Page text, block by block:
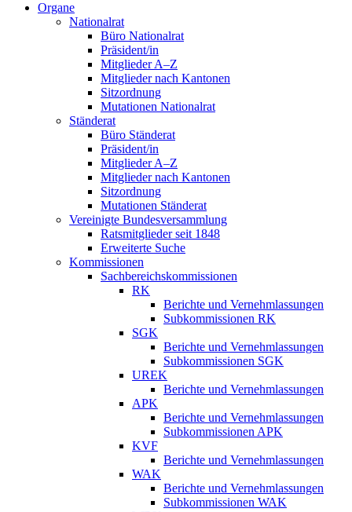
Organe
Nationalrat
Büro Nationalrat
Präsident/in
Mitglieder A–Z
Mitglieder nach Kantonen
Sitzordnung
Mutationen Nationalrat
Ständerat
Büro Ständerat
Präsident/in
Mitglieder A–Z
Mitglieder nach Kantonen
Sitzordnung
Mutationen Ständerat
Vereinigte Bundesversammlung
Ratsmitglieder seit 1848
Erweiterte Suche
Kommissionen
Sachbereichskommissionen
RK
Berichte und Vernehmlassungen
Subkommissionen RK
SGK
Berichte und Vernehmlassungen
Subkommissionen SGK
UREK
Berichte und Vernehmlassungen
APK
Berichte und Vernehmlassungen
Subkommissionen APK
KVF
Berichte und Vernehmlassungen
WAK
Berichte und Vernehmlassungen
Subkommissionen WAK